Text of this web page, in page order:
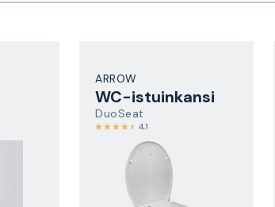
ARROW
WC-istuinkansi
DuoSeat
4,1